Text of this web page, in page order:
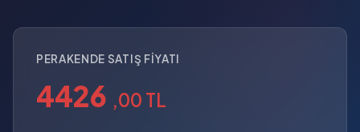
PERAKENDE SATIŞ FIYATI
4426 ,00 TL